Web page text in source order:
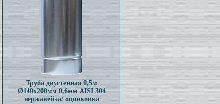
Труба двустенная 0,5м
Ø140x200мм 0,6мм AISI 304
нержавейка/ оцинковка